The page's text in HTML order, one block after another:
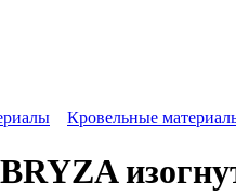
Кровельные